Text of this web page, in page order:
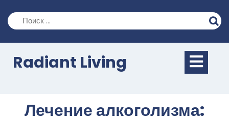
содержимому
Radiant Living
Лечение алкоголизма: